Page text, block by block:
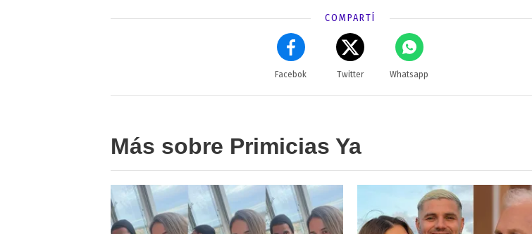
COMPARTÍ
Facebok Twitter Whatsapp
Más sobre Primicias Ya